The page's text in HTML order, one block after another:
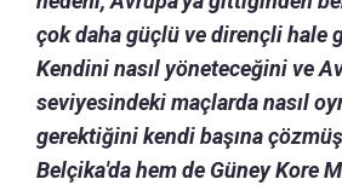
çok daha güçlü ve dirençli hale
Kendini nasıl yöneteceğini ve
seviyesindeki maçlarda nasıl
gerektiğini kendi başına
Belçika'da hem de Güney Kore